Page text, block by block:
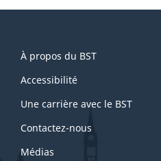
this
site
À propos du BST
Accessibilité
Une carrière avec le BST
Contactez-nous
Médias